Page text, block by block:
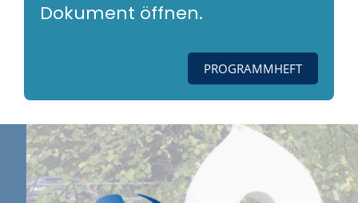
Dokument öffnen.
PROGRAMMHEFT